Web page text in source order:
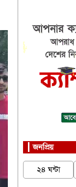
জনপ্রিয়
২৪ ঘন্টা